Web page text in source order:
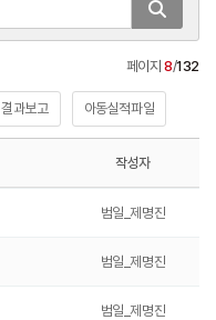
페이지 8/132
결과보고 아동실적파일
작성자
범일_제명진
범일_제명진
범일_제명진